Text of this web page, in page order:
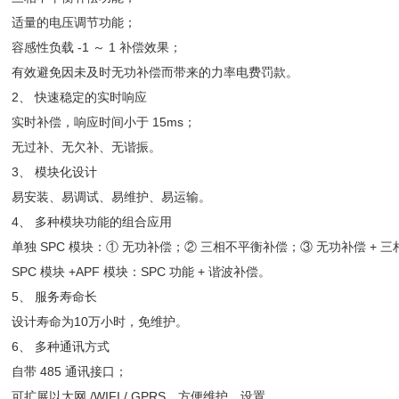
适量的电压调节功能；
容感性负载 -1 ～ 1 补偿效果；
有效避免因未及时无功补偿而带来的力率电费罚款。
2、 快速稳定的实时响应
实时补偿，响应时间小于 15ms；
无过补、无欠补、无谐振。
3、 模块化设计
易安装、易调试、易维护、易运输。
4、 多种模块功能的组合应用
单独 SPC 模块：① 无功补偿；② 三相不平衡补偿；③ 无功补偿 + 三
SPC 模块 +APF 模块：SPC 功能 + 谐波补偿。
5、 服务寿命长
设计寿命为10万小时，免维护。
6、 多种通讯方式
自带 485 通讯接口；